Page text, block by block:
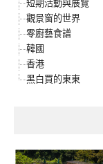
短期活動與展覽
觀景窗的世界
零廚藝食譜
韓國
香港
黑白買的東東